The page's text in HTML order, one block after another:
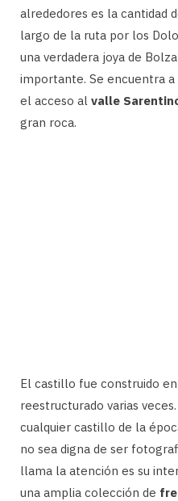
alrededores es la cantidad
largo de la ruta por los
una verdadera joya de
importante. Se encuentra a
el acceso al valle
gran roca.
El castillo fue construido
reestructurado varias
cualquier castillo de la
no sea digna de ser
llama la atención es su
una amplia colección de